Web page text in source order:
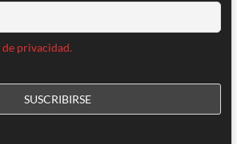
privacidad.